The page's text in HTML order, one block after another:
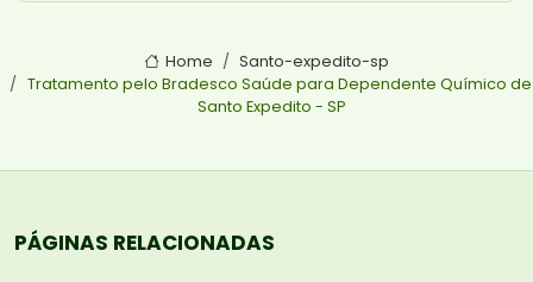
Home
Santo-expedito-sp
Tratamento pelo Bradesco Saúde para Dependente Químico de
Santo Expedito - SP
PÁGINAS RELACIONADAS